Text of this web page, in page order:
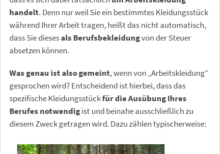
handelt. Denn nur weil Sie ein bestimmtes Kleidungsstück
während Ihrer Arbeit tragen, heißt das nicht automatisch,
dass Sie diesesals Berufsbekleidungvon der Steuer
absetzen können.
Was genau ist also gemeint, wenn von „Arbeitskleidung“
gesprochen wird? Entscheidend ist hierbei, dass das
spezifische Kleidungsstückfür die Ausübung Ihres
Berufes notwendigist und beinahe ausschließlich zu
diesem Zweck getragen wird. Dazu zählen typischerweise: